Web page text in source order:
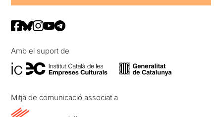
Amb el suport de
Mitjà de comunicació associat a